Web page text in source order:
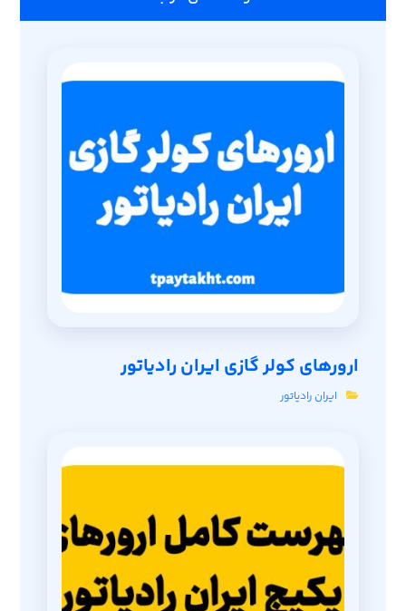
ارورهای کولر گازی ایران رادیاتور
ایران رادیاتور